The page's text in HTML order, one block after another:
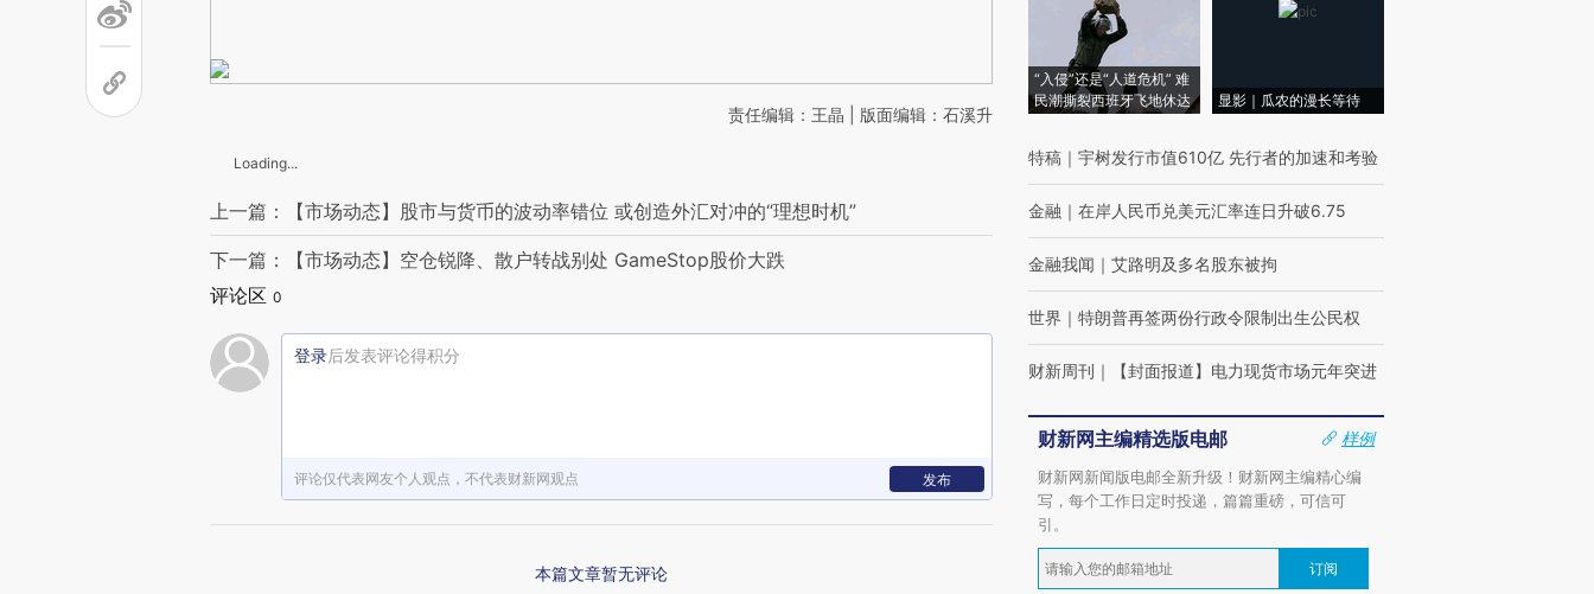
责任编辑：王晶 | 版面编辑：石溪升
Loading...
上一篇：【市场动态】股市与货币的波动率错位 或创造外汇对冲的“理想时机”
下一篇：【市场动态】空仓锐降、散户转战别处 GameStop股价大跌
评论区 0
登录后发表评论得积分
评论仅代表网友个人观点，不代表财新网观点 发布
本篇文章暂无评论
“入侵”还是“人道危机” 难
民潮撕裂西班牙飞地休达
显影｜瓜农的漫长等待
特稿 ｜ 宇树发行市值610亿 先行者的加速和考验
金融 ｜ 在岸人民币兑美元汇率连日升破6.75
金融我闻 ｜ 艾路明及多名股东被拘
世界 ｜ 特朗普再签两份行政令限制出生公民权
财新周刊 ｜ 【封面报道】电力现货市场元年突进
财新网主编精选版电邮
样例
财新网新闻版电邮全新升级！财新网主编精心编
写，每个工作日定时投递，篇篇重磅，可信可
引。
订阅